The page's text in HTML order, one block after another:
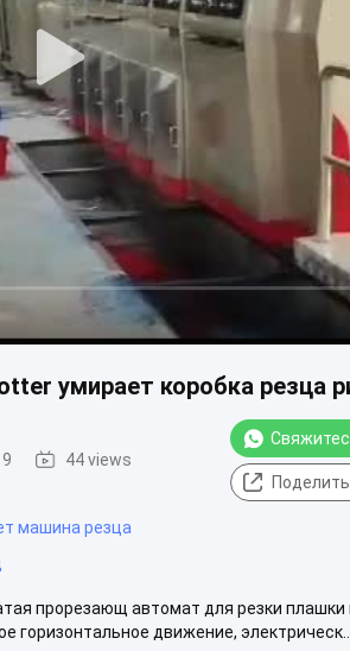
умирает коробка резца
44 views
машина резца
прорезающ автомат для резки
горизонтальное движение, электрическ...